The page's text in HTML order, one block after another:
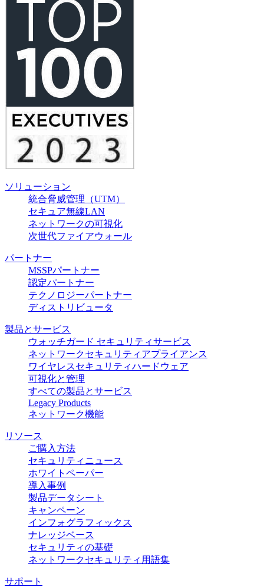
ソリューション
統合脅威管理（UTM）
セキュア無線LAN
ネットワークの可視化
次世代ファイアウォール
パートナー
MSSPパートナー
認定パートナー
テクノロジーパートナー
ディストリビュータ
製品とサービス
ウォッチガード セキュリティサービス
ネットワークセキュリティアプライアンス
ワイヤレスセキュリティハードウェア
可視化と管理
すべての製品とサービス
Legacy Products
ネットワーク機能
リソース
ご購入方法
セキュリティニュース
ホワイトペーパー
導入事例
製品データシート
キャンペーン
インフォグラフィックス
ナレッジベース
セキュリティの基礎
ネットワークセキュリティ用語集
サポート